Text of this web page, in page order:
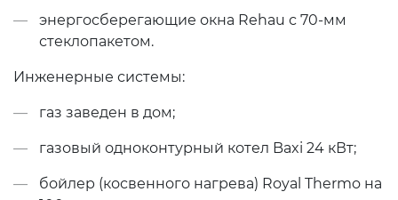
энергосберегающие окна Rehau с 70-мм
стеклопакетом.
Инженерные системы:
газ заведен в дом;
газовый одноконтурный котел Baxi 24 кВт;
бойлер (косвенного нагрева) Royal Thermo на